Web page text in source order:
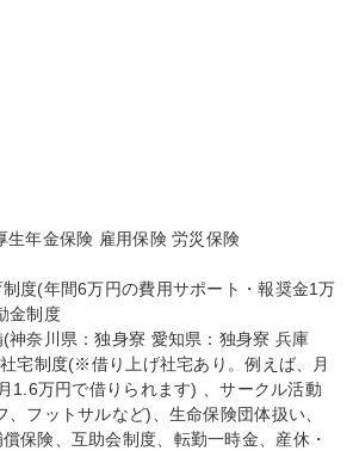
生年金保険 雇用保険 労災保険
度(年間6万円の費用サポート・報奨金1万
金制度
神奈川県：独身寮 愛知県：独身寮 兵庫
宅制度(※借り上げ社宅あり。例えば、月
1.6万円で借りられます) 、サークル活動
フットサルなど)、生命保険団体扱い、
保険、互助会制度、転勤一時金、産休・